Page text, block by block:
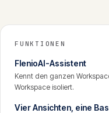
FUNKTIONEN
FlenioAI-Assistent
Kennt den ganzen
Workspace isoliert.
Vier Ansichten, eine